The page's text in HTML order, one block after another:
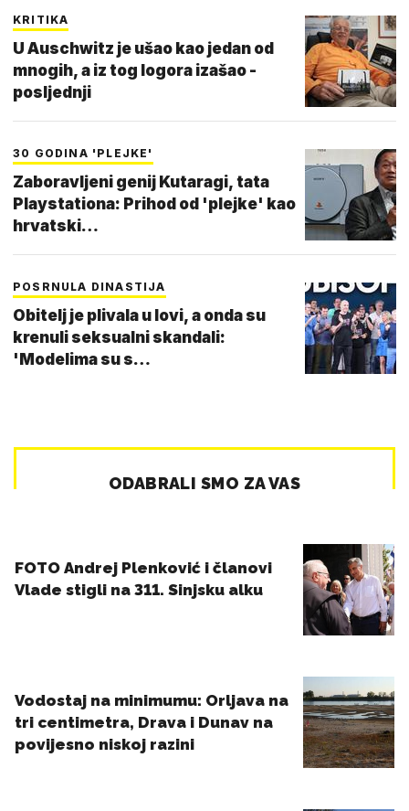
KRITIKA
U Auschwitz je ušao kao jedan od
mnogih, a iz tog logora izašao -
posljednji
30 GODINA 'PLEJKE'
Zaboravljeni genij Kutaragi, tata
Playstationa: Prihod od 'plejke' kao
hrvatski…
POSRNULA DINASTIJA
Obitelj je plivala u lovi, a onda su
krenuli seksualni skandali:
'Modelima su s…